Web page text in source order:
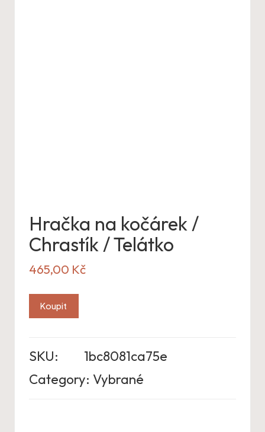
Hračka na kočárek /
Chrastík / Telátko
465,00 Kč
Koupit
SKU:
1bc8081ca75e
Category: Vybrané